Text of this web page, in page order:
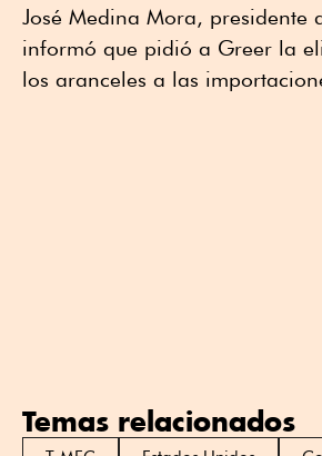
José Medina Mora, presidente
informó que pidió a Greer la
los aranceles a las
Temas relacionados